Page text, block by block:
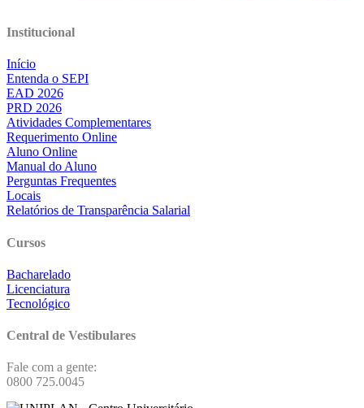
Institucional
Início
Entenda o SEPI
EAD 2026
PRD 2026
Atividades Complementares
Requerimento Online
Aluno Online
Manual do Aluno
Perguntas Frequentes
Locais
Relatórios de Transparência Salarial
Cursos
Bacharelado
Licenciatura
Tecnológico
Central de Vestibulares
Fale com a gente:
0800 725.0045